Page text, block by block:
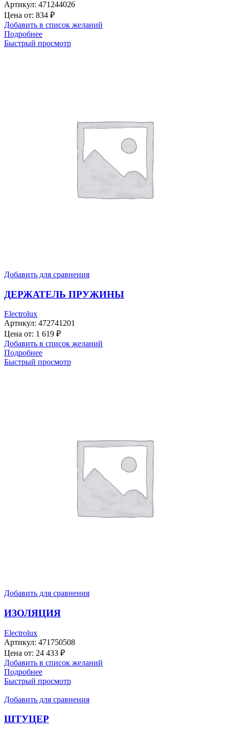
Артикул: 471244026
Цена от: 834 ₽
Добавить в список желаний
Подробнее
Быстрый просмотр
Добавить для сравнения
ДЕРЖАТЕЛЬ ПРУЖИНЫ
Electrolux
Артикул: 472741201
Цена от: 1 619 ₽
Добавить в список желаний
Подробнее
Быстрый просмотр
Добавить для сравнения
ИЗОЛЯЦИЯ
Electrolux
Артикул: 471750508
Цена от: 24 433 ₽
Добавить в список желаний
Подробнее
Быстрый просмотр
Добавить для сравнения
ШТУЦЕР